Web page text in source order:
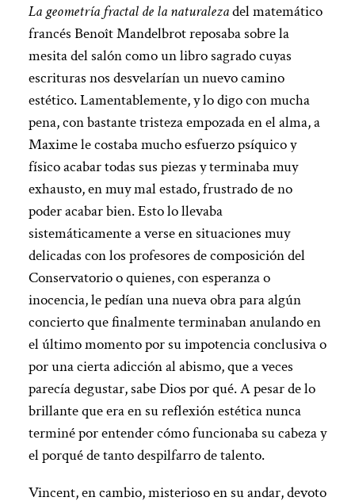
La geometría fractal de la naturalezadel matemático
francés Benoît Mandelbrot reposaba sobre la
mesita del salón como un libro sagrado cuyas
escrituras nos desvelarían un nuevo camino
estético. Lamentablemente, y lo digo con mucha
pena, con bastante tristeza empozada en el alma, a
Maxime le costaba mucho esfuerzo psíquico y
físico acabar todas sus piezas y terminaba muy
exhausto, en muy mal estado, frustrado de no
poder acabar bien. Esto lo llevaba
sistemáticamente a verse en situaciones muy
delicadas con los profesores de composición del
Conservatorio o quienes, con esperanza o
inocencia, le pedían una nueva obra para algún
concierto que finalmente terminaban anulando en
el último momento por su impotencia conclusiva o
por una cierta adicción al abismo, que a veces
parecía degustar, sabe Dios por qué. A pesar de lo
brillante que era en su reflexión estética nunca
terminé por entender cómo funcionaba su cabeza y
el porqué de tanto despilfarro de talento.
Vincent, en cambio, misterioso en su andar, devoto